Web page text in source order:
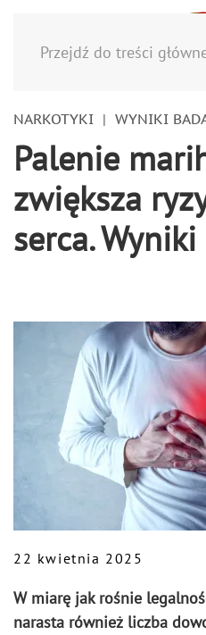
Przejdź do treści
NARKOTYKI WYNIKI
Palenie
zwiększa
serca.
22 kwietnia 2025
W miarę jak rośnie
narasta również liczba